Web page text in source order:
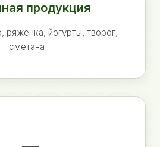
продукция
ряженка, йогурты, творог,
сметана